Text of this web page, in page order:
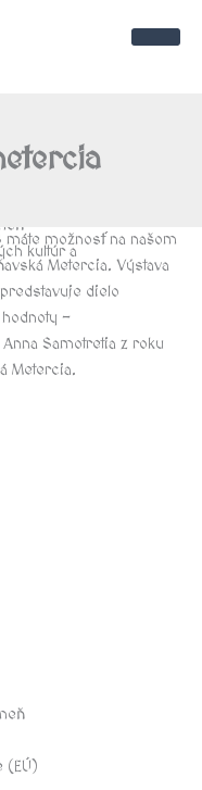
kultúr a
máte možnosť na našom
Metercia. Výstava
dielo
–
Samotretia z roku
Metercia.
(EÚ)